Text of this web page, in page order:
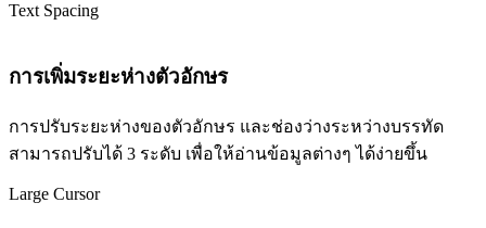
Text Spacing
การเพิ่มระยะห่างตัวอักษร
การปรับระยะห่างของตัวอักษร และช่องว่างระหว่างบรรทัด
สามารถปรับได้ 3 ระดับ เพื่อให้อ่านข้อมูลต่างๆ ได้ง่ายขึ้น
Large Cursor